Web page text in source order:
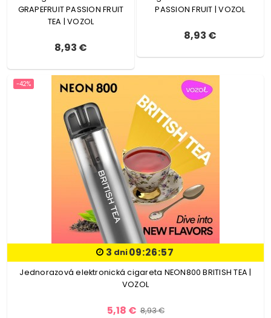
GRAPEFRUIT PASSION FRUIT
TEA | VOZOL
8,93 €
PASSION FRUIT | VOZOL
8,93 €
-42%
3 dni09:26:56
Jednorazová elektronická cigareta NEON800 BRITISH TEA |
VOZOL
5,18 € 8,93 €